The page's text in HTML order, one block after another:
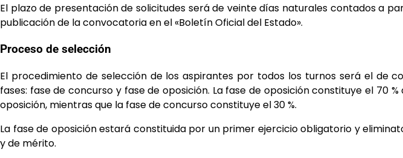
El plazo de presentación de solicitudes será de veinte días naturales contados a
publicación de la convocatoria en el «BoletínOficial del Estado».
Proceso de selección
El procedimiento de selección de los aspirantes por todos los turnos será el de
fases: fase de concurso y fase de oposición. La fase de oposición constituye el 70
oposición, mientras que la fase de concurso constituye el 30 %.
La fase de oposición estará constituida por un primer ejercicio obligatorio y
y de mérito.